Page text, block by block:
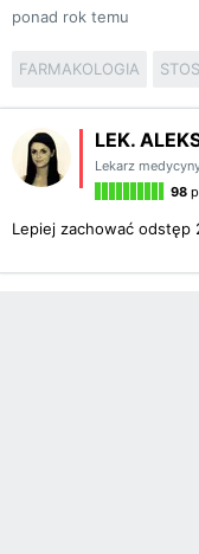
ponad rok temu
FARMAKOLOGIA
LEK.
Lekarz
98
Lepiej zachować odstęp